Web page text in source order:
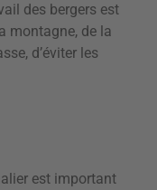
des bergers est
montagne, de la
d’éviter les
est important